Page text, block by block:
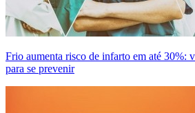
Frio aumenta risco de infarto em até 30%:
para se prevenir